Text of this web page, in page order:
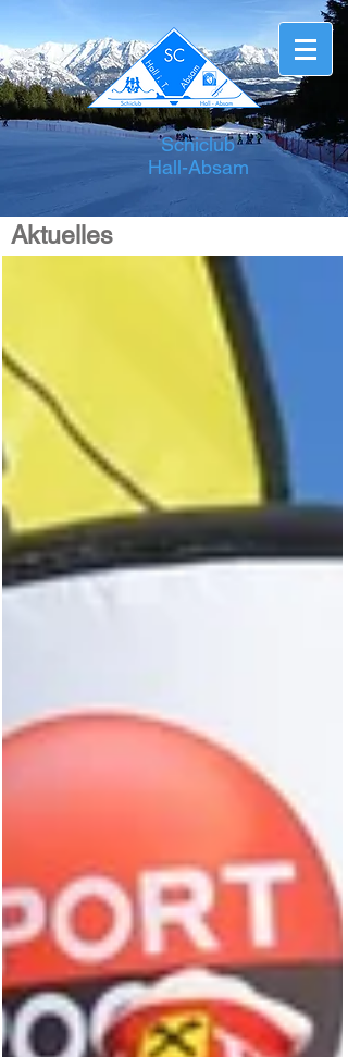
Schiclub
Hall-Absam
Aktuelles